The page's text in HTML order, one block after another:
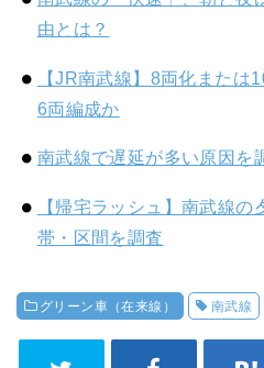
由とは？
【JR南武線】8両化または
6両編成か
南武線で遅延が多い原因を
【帰宅ラッシュ】南武線
帯・区間を調査
グリーン車（在来線） 南武線